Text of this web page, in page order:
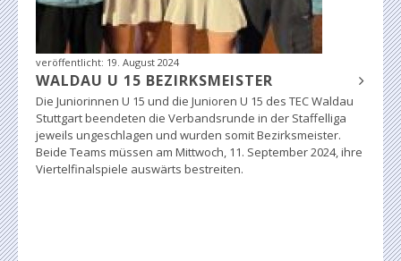
veröffentlicht: 19. August 2024
WALDAU U 15 BEZIRKSMEISTER
Die Juniorinnen U 15 und die Junioren U 15 des TEC Waldau
Stuttgart beendeten die Verbandsrunde in der Staffelliga
jeweils ungeschlagen und wurden somit Bezirksmeister.
Beide Teams müssen am Mittwoch, 11. September 2024, ihre
Viertelfinalspiele auswärts bestreiten.